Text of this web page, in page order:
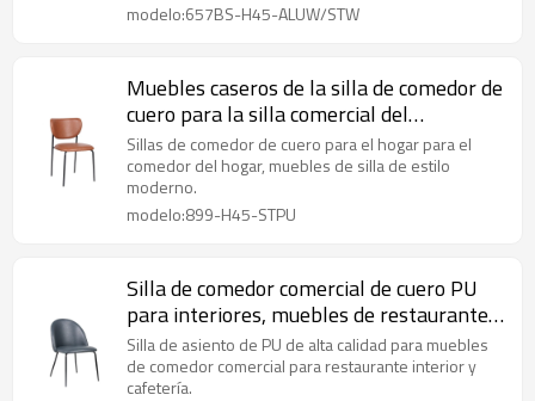
modelo:657BS-H45-ALUW/STW
Muebles caseros de la silla de comedor de
cuero para la silla comercial del
restaurante del comedor
Sillas de comedor de cuero para el hogar para el
comedor del hogar, muebles de silla de estilo
moderno.
modelo:899-H45-STPU
Silla de comedor comercial de cuero PU
para interiores, muebles de restaurante,
silla de comedor Vintage
Silla de asiento de PU de alta calidad para muebles
de comedor comercial para restaurante interior y
cafetería.